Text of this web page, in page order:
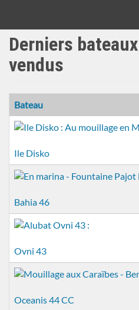
Aller
contenu
A&C
Yacht
Brokers
Derniers
vendus
Bateau
Ile Disko
Bahia 46
Ovni 43
Oceanis 44 CC